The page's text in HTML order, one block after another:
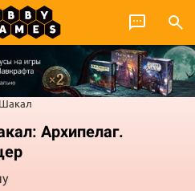
Шакал
Архипелаг.